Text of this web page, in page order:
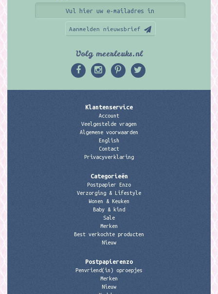
Aanmelden nieuwsbrief
Volg meerleuks.nl
Klantenservice
Account
Veelgestelde vragen
Algemene voorwaarden
English
Contact
Privacyverklaring
Categorieën
Postpapier Enzo
Verzorging & Lifestyle
Wonen & Keuken
Baby & kind
Sale
Merken
Best verkochte producten
Nieuw
Postpapierenzo
Penvriend(in) oproepjes
Merken
Nieuw